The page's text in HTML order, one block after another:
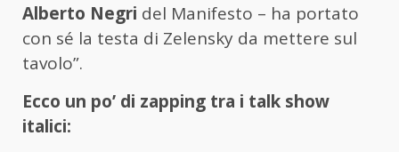
Alberto Negri del Manifesto – ha portato
con sé la testa di Zelensky da mettere sul
tavolo”.
Ecco un po’ di zapping tra i talk show
italici: